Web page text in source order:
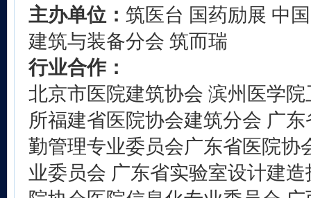
主办单位： 筑医台 国药励展 中
建筑与装备分会 筑而瑞
行业合作：
北京市医院建筑协会 滨州医学
所福建省医院协会建筑分会 广
勤管理专业委员会广东省医院协
业委员会 广东省实验室设计建